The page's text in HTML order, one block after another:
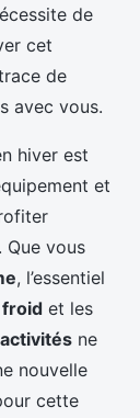
de
cet
de
avec vous.
hiver est
et
Que vous
, l’essentiel
froid et les
activités ne
nouvelle
cette